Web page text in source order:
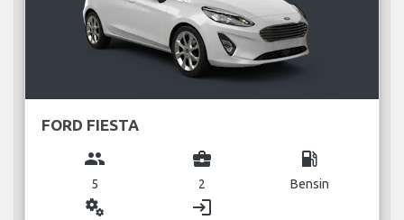
FORD FIESTA
group
5
business_center
2
local_gas_station
Bensin
miscellaneous_services login